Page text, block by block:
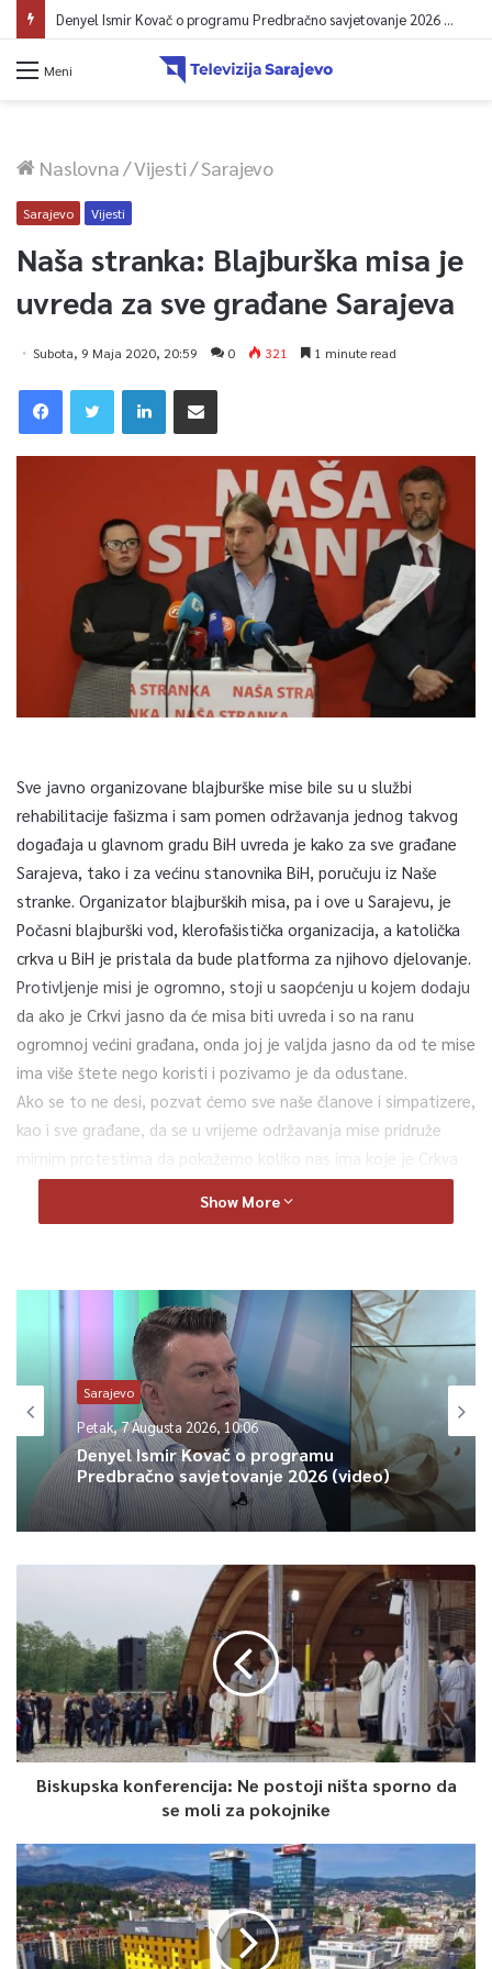
Denyel Ismir Kovač o programu Predbračno savjetovanje 2026 (video)
Meni
Naslovna/Vijesti/Sarajevo
Sarajevo Vijesti
Naša stranka: Blajburška misa je
uvreda za sve građane Sarajeva
Subota, 9 Maja 2020, 20:59 0 321 1 minute read
Sve javno organizovane blajburške mise bile su u službi
rehabilitacije fašizma i sam pomen održavanja jednog takvog
događaja u glavnom gradu BiH uvreda je kako za sve građane
Sarajeva, tako i za većinu stanovnika BiH, poručuju iz Naše
stranke. Organizator blajburških misa, pa i ove u Sarajevu, je
Počasni blajburški vod, klerofašistička organizacija, a katolička
crkva u BiH je pristala da bude platforma za njihovo djelovanje.
Protivljenje misi je ogromno, stoji u saopćenju u kojem dodaju
da ako je Crkvi jasno da će misa biti uvreda i so na ranu
ogromnoj većini građana, onda joj je valjda jasno da od te mise
ima više štete nego koristi i pozivamo je da odustane.
Ako se to ne desi, pozvat ćemo sve naše članove i simpatizere,
kao i sve građane, da se u vrijeme održavanja mise pridruže
mirnim protestima da pokažemo koliko nas ima koje je Crkva
svojim činom povrijedila. O mjestu i vremenu protesta
0
Article Rating
Show More
Sarajevo
Petak, 7 Augusta 2026, 10:06
Denyel Ismir Kovač o programu
Predbračno savjetovanje 2026 (video)
Biskupska konferencija: Ne postoji ništa sporno da
se moli za pokojnike